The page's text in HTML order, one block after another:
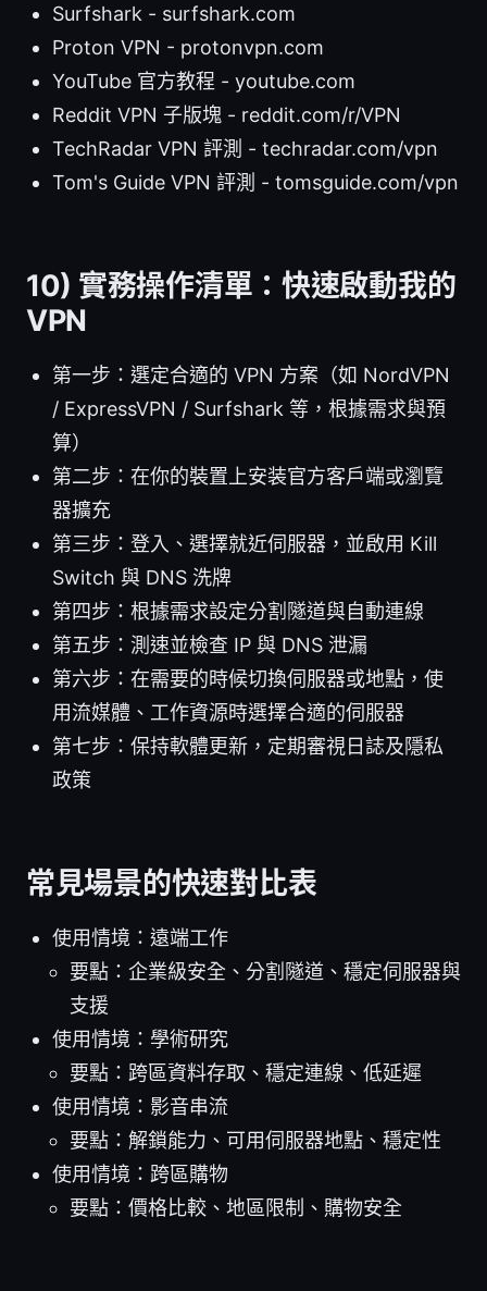
Surfshark - surfshark.com
Proton VPN - protonvpn.com
YouTube 官方教程 - youtube.com
Reddit VPN 子版塊 - reddit.com/r/VPN
TechRadar VPN 評測 - techradar.com/vpn
Tom's Guide VPN 評測 - tomsguide.com/vpn
10) 實務操作清單：快速啟動我的
VPN
第一步：選定合適的 VPN 方案（如 NordVPN
/ ExpressVPN / Surfshark 等，根據需求與預
算）
第二步：在你的裝置上安装官方客戶端或瀏覽
器擴充
第三步：登入、選擇就近伺服器，並啟用 Kill
Switch 與 DNS 洗牌
第四步：根據需求設定分割隧道與自動連線
第五步：測速並檢查 IP 與 DNS 泄漏
第六步：在需要的時候切換伺服器或地點，使
用流媒體、工作資源時選擇合適的伺服器
第七步：保持軟體更新，定期審視日誌及隱私
政策
常見場景的快速對比表
使用情境：遠端工作
要點：企業級安全、分割隧道、穩定伺服器與
支援
使用情境：學術研究
要點：跨區資料存取、穩定連線、低延遲
使用情境：影音串流
要點：解鎖能力、可用伺服器地點、穩定性
使用情境：跨區購物
要點：價格比較、地區限制、購物安全